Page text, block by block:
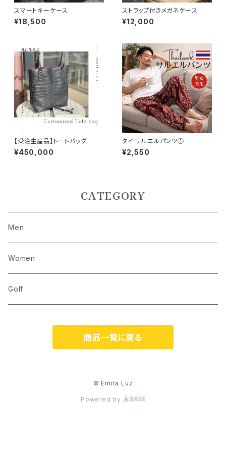
スマートキーケース
¥18,500
ストラップ付きメガネケース
¥12,000
【受注生産品】トートバッグ
¥450,000
タイ サルエルパンツ①
¥2,550
CATEGORY
Men
Women
Golf
商品一覧に戻る
© Emita Luz
Powered by